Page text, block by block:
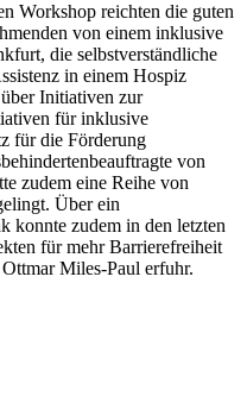
Workshop reichten die guten
von einem inklusive
die selbstverständliche
in einem Hospiz
Initiativen zur
für inklusive
für die Förderung
von
zudem eine Reihe von
Über ein
konnte zudem in den letzten
für mehr Barrierefreiheit
Miles-Paul erfuhr.